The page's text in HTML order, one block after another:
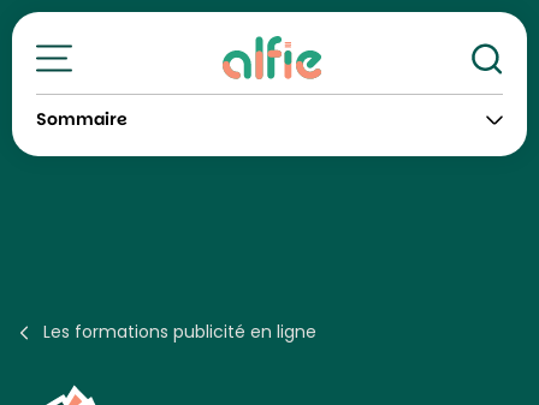
Toutes nos formations
Sommaire
Les formations publicité en ligne